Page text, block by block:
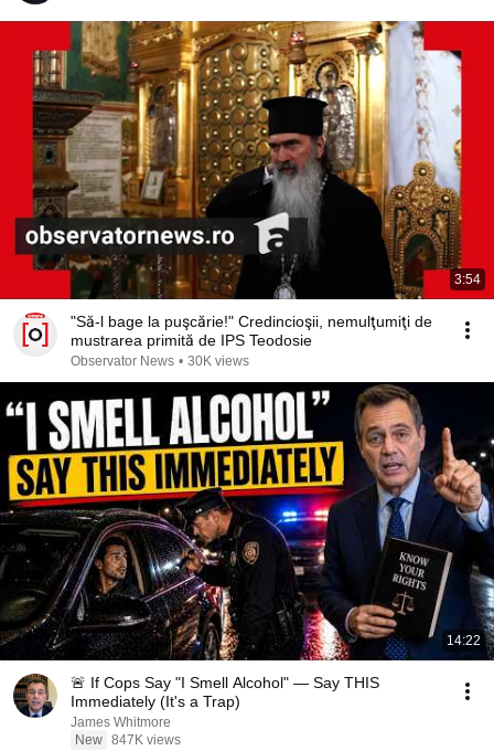
3:54
"Să-l bage la puşcărie!" Credincioşii, nemulţumiţi de
mustrarea primită de IPS Teodosie
Observator News • 30K views
14:22
🚨 If Cops Say "I Smell Alcohol" — Say THIS
Immediately (It's a Trap)
James Whitmore
New 847K views